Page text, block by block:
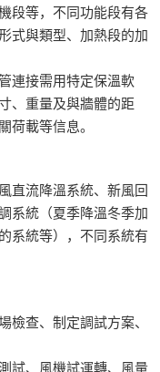
段等，不同功能段有各
式與類型、加熱段的加
連接需用特定保溫軟
、重量及與牆體的距
荷載等信息。
直流降溫系統、新風回
系統（夏季降溫冬季加
系統等），不同系統有
檢查、制定調試方案、
試、風機試運轉、風量